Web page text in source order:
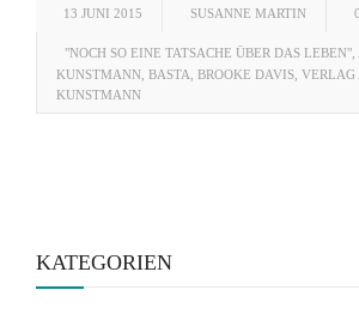
13 JUNI 2015 SUSANNE MARTIN
"NOCH SO EINE TATSACHE ÜBER DAS LEBEN"
KUNSTMANN BASTA BROOKE DAVIS VERLAG
KUNSTMANN
KATEGORIEN